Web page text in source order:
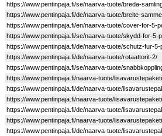
https://www.pentinpaja.fi/se/naarva-tuote/breda-
https://www.pentinpaja.fi/de/naarva-tuote/breite-
https://www.pentinpaja.fi/en/naarva-tuote/cover-for-5-
https://www.pentinpaja.fi/se/naarva-tuote/skydd-for-5-
https://www.pentinpaja.fi/de/naarva-tuote/schutz-fur-
https://www.pentinpaja.fi/de/naarva-tuote/rotaattorit-2/
https://www.pentinpaja.fi/se/naarva-tuote/
https://www.pentinpaja.fi/naarva-tuote/
https://www.pentinpaja.fi/de/naarva-tuote/
https://www.pentinpaja.fi/naarva-tuote/
https://www.pentinpaja.fi/de/naarva-tuote/
https://www.pentinpaja.fi/naarva-tuote/
https://www.pentinpaja.fi/de/naarva-tuote/